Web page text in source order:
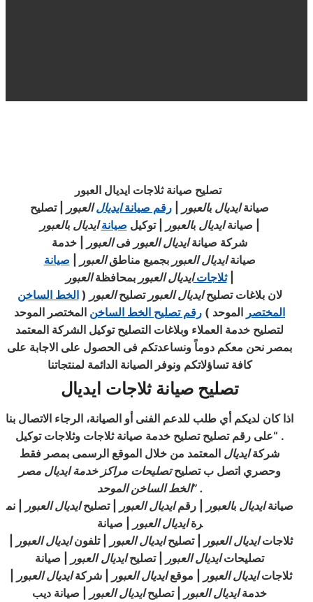
تصليح صيانة ثلاجات ايديال العبور
صيانة ايديال بالعبور رقم صيانةايديال العبور
| تصليح
صيانة ايديال بالعبور | توكيل صيانة ايديال بالعبور
شركة صيانةايديال العبور فىالعبور
| خدمة
صيانةايديال العبور بجميع مناطقالعبور
صيانة
ثلاجاتايديال العبور بمحافظةالعبور
|
لان بلاغات تصليحايديال العبور تصليحالعبور (الخط الساخن
المختصر الموحد ) رقم تصليح الخط الساخن المختصر الموحد
لتصليح خدمة العملاء وبلاغات التصليح توكيل الشركة المعتمد
بمصر نحن معكم دوماً ونساعدتكم فى الحصول على الاجابة على
كافة تساؤلاتكم ونوفر الصيانة الدائمة لمنتجاتنا
تصليح صيانة ثلاجات ايديال
اذا كان لديكم أي طلب للدعم الفنى أو الصيانة، الرجاء الاتصال بنا
. “على رقم تصليح تصليح خدمة صيانة ثلاجات وثلاجات توكيل
شركةايديال المعتمد من خلال الموقع الرسمى بمصر فقط
وحصري اتصل ب تصليحتصليحات مراكز خدمة ايديال مصر
الخط الساخن الموحد” .
صيانةايديال بالعبور | رقمايديال العبور | تصليحايديال العبور
| نم
رةايديال العبور
| صيانة
ثلاجاتايديال العبور | تصليحايديال العبور | تلفونايديال العبور
تصليحاتايديال العبور | تصليحايديال العبور
| صيانة
ثلاجاتايديال العبور | موقعايديال العبور | شركةايديال العبور
خدمةايديال العبور | تصليحايديال العبور
| صيانة ديب